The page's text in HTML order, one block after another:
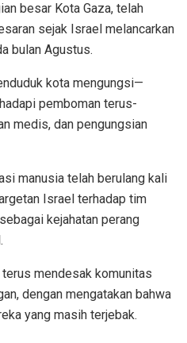
besar Kota Gaza, telah
sejak Israel melancarkan
bulan Agustus.
kota mengungsi—
pemboman terus-
medis, dan pengungsian
manusia telah berulang kali
Israel terhadap tim
kejahatan perang
mendesak komunitas
dengan mengatakan bahwa
yang masih terjebak.